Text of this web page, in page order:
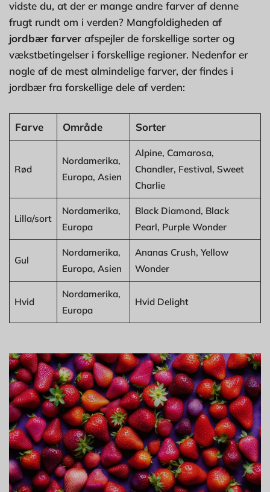
vidste du, at der er mange andre farver af denne
frugt rundt om i verden? Mangfoldigheden af
jordbær farver afspejler de forskellige sorter og
vækstbetingelser i forskellige regioner. Nedenfor er
nogle af de mest almindelige farver, der findes i
jordbær fra forskellige dele af verden:
Farve Område Sorter
Rød
Nordamerika,
Europa, Asien
Alpine, Camarosa,
Chandler, Festival, Sweet
Charlie
Lilla/sort
Nordamerika,
Europa
Black Diamond, Black
Pearl, Purple Wonder
Gul
Nordamerika,
Europa, Asien
Ananas Crush, Yellow
Wonder
Hvid
Nordamerika,
Europa
Hvid Delight